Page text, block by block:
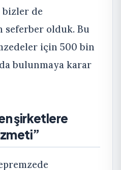
bizler de
seferber olduk. Bu
için 500 bin
bulunmaya karar
şirketlere